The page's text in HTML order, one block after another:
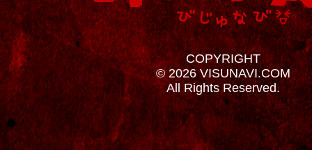
COPYRIGHT
© 2026 VISUNAVI.COM
All Rights Reserved.